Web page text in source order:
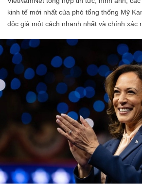
kinh tế mới nhất của phó tổng thống Mỹ
độc giả một cách nhanh nhất và chính xác